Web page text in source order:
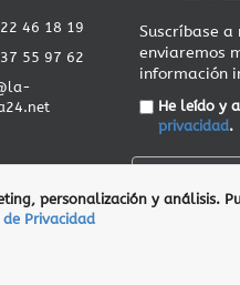
46 18 19
55 97 62
Suscríbase
enviaremos
información
He leído y
privacidad.
personalización y análisis.
Privacidad